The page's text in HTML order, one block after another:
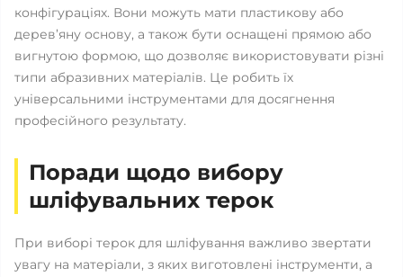
конфігураціях. Вони можуть мати пластикову або
дерев’яну основу, а також бути оснащені прямою або
вигнутою формою, що дозволяє використовувати різні
типи абразивних матеріалів. Це робить їх
універсальними інструментами для досягнення
професійного результату.
Поради щодо вибору
шліфувальних терок
При виборі терок для шліфування важливо звертати
увагу на матеріали, з яких виготовлені інструменти, а